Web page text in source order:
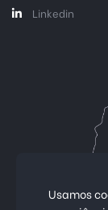
Linkedin
Usamos